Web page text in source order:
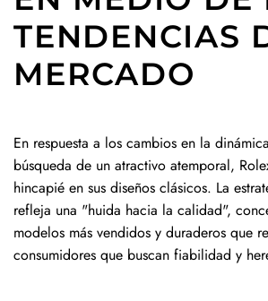
TENDENCIAS
MERCADO
En respuesta a los cambios en la
búsqueda de un atractivo atemporal,
hincapié en sus diseños clásicos. La
refleja una "huida hacia la calidad",
modelos más vendidos y duraderos que
consumidores que buscan fiabilidad y